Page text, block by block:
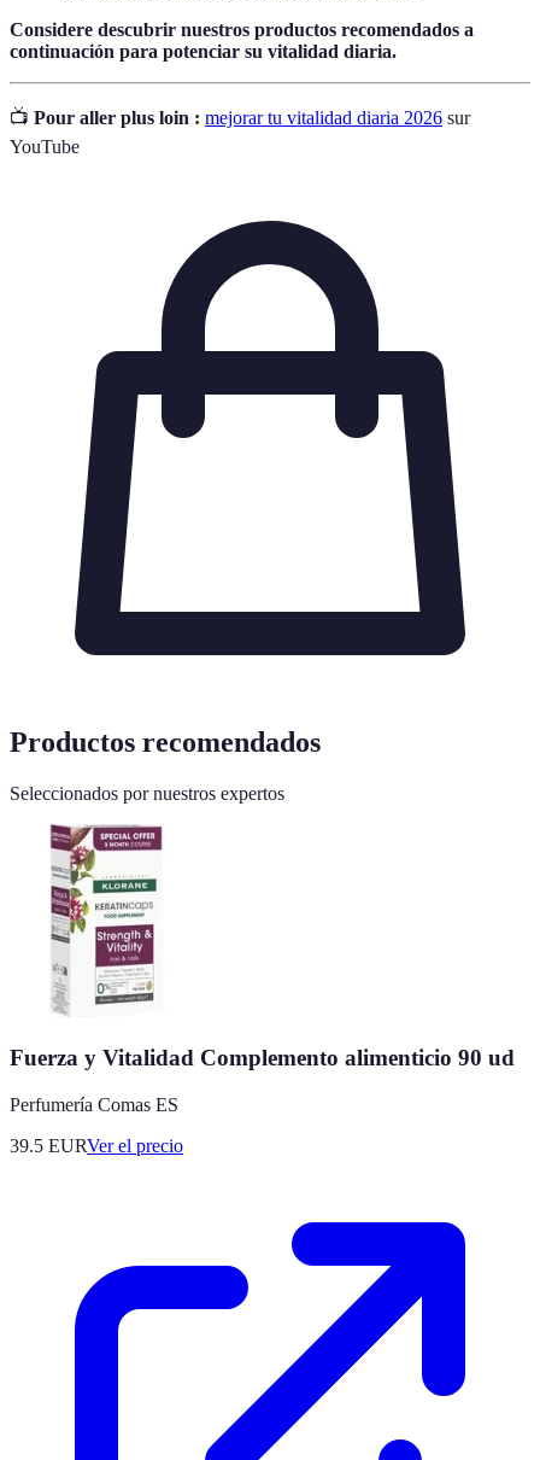
Considere descubrir nuestros productos recomendados a
continuación para potenciar su vitalidad diaria.
📺 Pour aller plus loin : mejorar tu vitalidad diaria 2026 sur
YouTube
Productos recomendados
Seleccionados por nuestros expertos
Fuerza y Vitalidad Complemento alimenticio 90 ud
Perfumería Comas ES
39.5 EURVer el precio